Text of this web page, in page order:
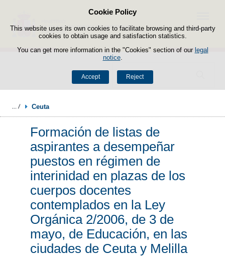
Cookie Policy
This website uses its own cookies to facilitate browsing and third-party
cookies to obtain usage and satisfaction statistics.
You can get more information in the "Cookies" section of our legal
notice.
Accept Reject
Skip to content
Search
Menu
Ceuta
Formación de listas de
aspirantes a desempeñar
puestos en régimen de
interinidad en plazas de los
cuerpos docentes
contemplados en la Ley
Orgánica 2/2006, de 3 de
mayo, de Educación, en las
ciudades de Ceuta y Melilla